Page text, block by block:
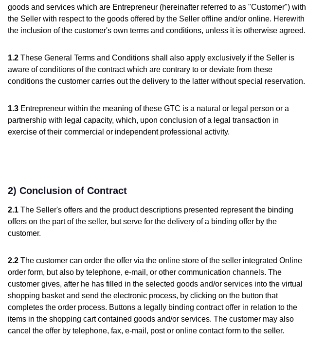
goods and services which are Entrepreneur (hereinafter referred to as "Customer") with
the Seller with respect to the goods offered by the Seller offline and/or online. Herewith
the inclusion of the customer's own terms and conditions, unless it is otherwise agreed.
1.2 These General Terms and Conditions shall also apply exclusively if the Seller is
aware of conditions of the contract which are contrary to or deviate from these
conditions the customer carries out the delivery to the latter without special reservation.
1.3 Entrepreneur within the meaning of these GTC is a natural or legal person or a
partnership with legal capacity, which, upon conclusion of a legal transaction in
exercise of their commercial or independent professional activity.
2) Conclusion of Contract
2.1 The Seller's offers and the product descriptions presented represent the binding
offers on the part of the seller, but serve for the delivery of a binding offer by the
customer.
2.2 The customer can order the offer via the online store of the seller integrated Online
order form, but also by telephone, e-mail, or other communication channels. The
customer gives, after he has filled in the selected goods and/or services into the virtual
shopping basket and send the electronic process, by clicking on the button that
completes the order process. Buttons a legally binding contract offer in relation to the
items in the shopping cart contained goods and/or services. The customer may also
cancel the offer by telephone, fax, e-mail, post or online contact form to the seller.